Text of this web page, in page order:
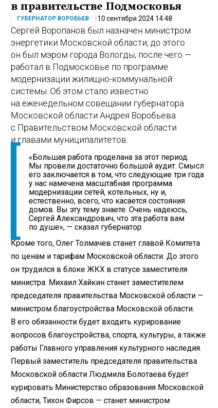
в правительстве Подмосковья
ГУБЕРНАТОР ВОРОБЬЕВ 10 сентября 2024 14:48
Сергей Воропанов был назначен министром
энергетики Московской области, до этого
он был мэром города Вологды, после чего —
работал в Подмосковье по программе
модернизации жилищно-коммунальной
системы. Об этом стало известно
на еженедельном совещании губернатора
Московской области Андрея Воробьева
с Правительством Московской области
и главами муниципалитетов.
«Большая работа проделана за этот период.
Мы провели достаточно большой аудит. Смысл
его заключается в том, что следующие три года
у нас намечена масштабная программа
модернизации сетей, котельных, ну и,
естественно, всего, что касается состояния
домов. Вы эту тему знаете. Очень надеюсь,
Сергей Александрович, что эта работа вам
по душе», — сказал губернатор.
Кроме того, Олег Толмачев станет главой Комитета
по ценам и тарифам Московской области. До этого
он трудился в блоке ЖКХ в статусе заместителя
министра. Михаил Хайкин станет заместителем
председателя правительства Московской области —
министром благоустройства Московской области.
В его обязанности будет входить курирование
вопросов благоустройства, спорта, культуры, а также
работы Главного управления культурного наследия.
Первый заместитель председателя правительства
Московской области Людмила Болотаева будет
курировать Министерство образования Московской
области, Тихон Фирсов — станет министром